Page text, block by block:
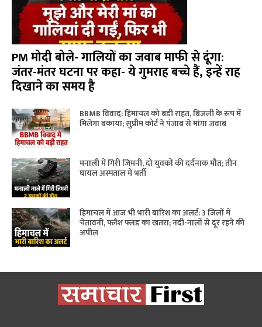
PM मोदी बोले- गालियों का जवाब माफी से दूंगा:
जंतर-मंतर घटना पर कहा- ये गुमराह बच्चे हैं, इन्हें राह
दिखाने का समय है
BBMB विवाद: हिमाचल को बड़ी राहत, बिजली के रूप में
मिलेगा बकाया; सुप्रीम कोर्ट ने पंजाब से मांगा जवाब
मनाली में गिरी जिमनी, दो युवकों की दर्दनाक मौत; तीन
घायल अस्पताल में भर्ती
हिमाचल में आज भी भारी बारिश का अलर्ट: 3 जिलों में
चेतावनी, फ्लैश फ्लड का खतरा; नदी-नालों से दूर रहने की
अपील